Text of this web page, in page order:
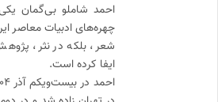
احمد شاملو بی‌گمان
چهره‌های ادبیات معاصر
شعر، بلکه در نثر،
ایفا کرده است.